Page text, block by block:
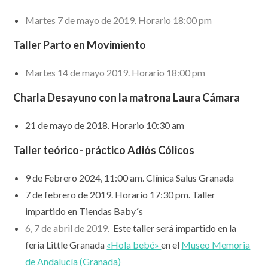
Martes 7 de mayo de 2019. Horario 18:00 pm
Taller Parto en Movimiento
Martes 14 de mayo 2019. Horario 18:00 pm
Charla Desayuno con la matrona Laura Cámara
21 de mayo de 2018. Horario 10:30 am
Taller teórico- práctico Adiós Cólicos
9 de Febrero 2024, 11:00 am. Clínica Salus Granada
7 de febrero de 2019. Horario 17:30 pm. Taller
impartido en Tiendas Baby´s
6, 7 de abril de 2019. Este taller será impartido en la
feria Little Granada «Hola bebé»en el Museo Memoria
de Andalucía (Granada)